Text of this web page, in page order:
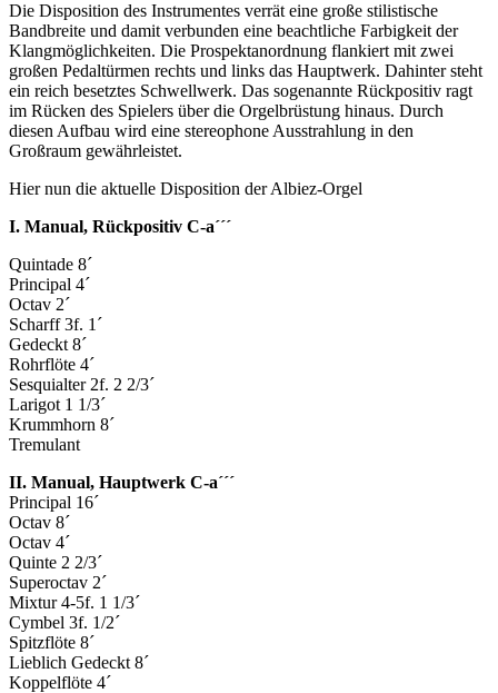
Die Disposition des Instrumentes verrät eine große stilistische
Bandbreite und damit verbunden eine beachtliche Farbigkeit der
Klangmöglichkeiten. Die Prospektanordnung flankiert mit zwei
großen Pedaltürmen rechts und links das Hauptwerk. Dahinter steht
ein reich besetztes Schwellwerk. Das sogenannte Rückpositiv ragt
im Rücken des Spielers über die Orgelbrüstung hinaus. Durch
diesen Aufbau wird eine stereophone Ausstrahlung in den
Großraum gewährleistet.
Hier nun die aktuelle Disposition der Albiez-Orgel
I. Manual, Rückpositiv C-a´´´
Quintade 8´
Principal 4´
Octav 2´
Scharff 3f. 1´
Gedeckt 8´
Rohrflöte 4´
Sesquialter 2f. 2 2/3´
Larigot 1 1/3´
Krummhorn 8´
Tremulant
II. Manual, Hauptwerk C-a´´´
Principal 16´
Octav 8´
Octav 4´
Quinte 2 2/3´
Superoctav 2´
Mixtur 4-5f. 1 1/3´
Cymbel 3f. 1/2´
Spitzflöte 8´
Lieblich Gedeckt 8´
Koppelflöte 4´